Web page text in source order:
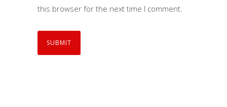
this browser for the next time I comment.